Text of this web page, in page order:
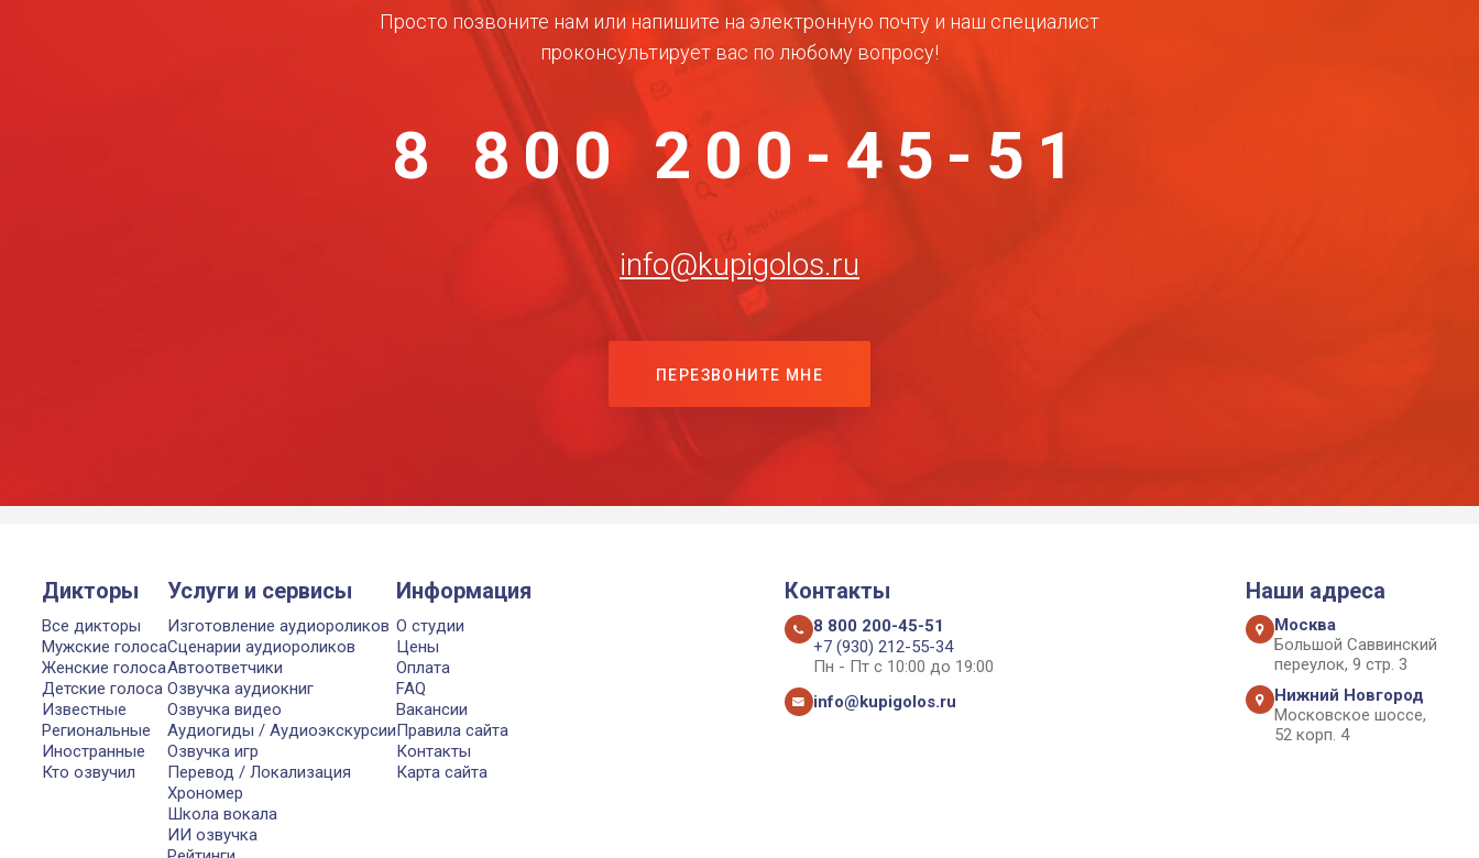
Просто позвоните нам или напишите на электронную почту и наш специалист
проконсультирует вас по любому вопросу!
8 800 200-45-51
info@kupigolos.ru
ПЕРЕЗВОНИТЕ МНЕ
Дикторы
Все дикторы
Мужские голоса
Женские голоса
Детские голоса
Известные
Региональные
Иностранные
Кто озвучил
Услуги и сервисы
Изготовление аудиороликов
Сценарии аудиороликов
Автоответчики
Озвучка аудиокниг
Озвучка видео
Аудиогиды / Аудиоэкскурсии
Озвучка игр
Перевод / Локализация
Хрономер
Школа вокала
ИИ озвучка
Информация
О студии
Цены
Оплата
FAQ
Вакансии
Правила сайта
Контакты
Карта сайта
Контакты
8 800 200-45-51
+7 (930) 212-55-34
Пн - Пт с 10:00 до 19:00
info@kupigolos.ru
Наши адреса
Москва
Большой Саввинский
переулок, 9 стр. 3
Нижний Новгород
Московское шоссе,
52 корп. 4